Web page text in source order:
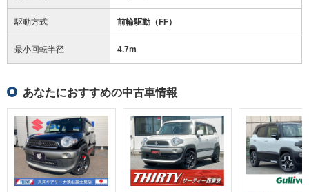
駆動方式 前輪駆動（FF）
最小回転半径 4.7m
あなたにおすすめの中古車情報